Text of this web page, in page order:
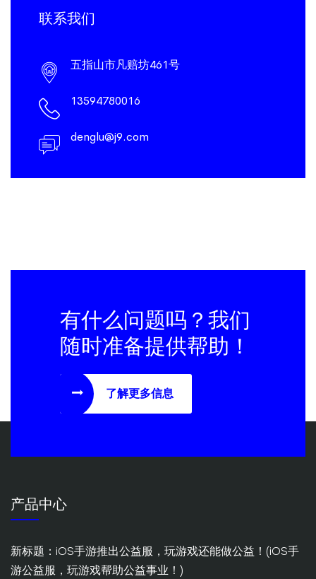
联系我们
五指山市凡赔坊461号
13594780016
denglu@j9.com
有什么问题吗？我们
随时准备提供帮助！
了解更多信息
产品中心
新标题：iOS手游推出公益服，玩游戏还能做公益！(iOS手
游公益服，玩游戏帮助公益事业！)